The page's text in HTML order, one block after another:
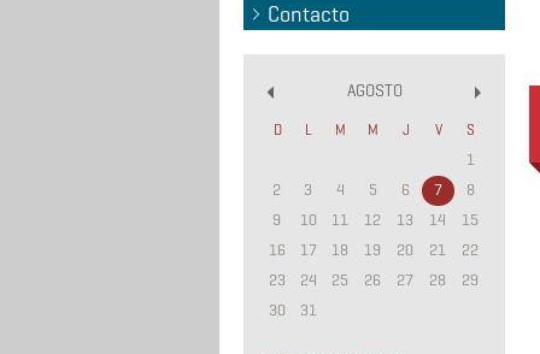
Contacto
AGOSTO
D L M M J V S
1
2
3 4 5 6 7
8
9
10 11 12 13 14
15
16
17 18 19 20 21
22
23
24 25 26 27 28
29
30
31